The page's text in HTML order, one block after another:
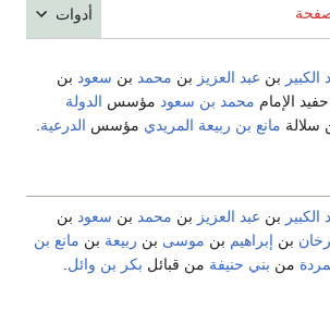
أدوات
بن عبد العزيزبن محمدبنسعودبن
محمد بن سعودمؤسسالدولة
مانع بن ربيعة المريديمؤسسالدرعية.
بن عبد العزيزبن محمدبنسعودبن
بنإبراهيم بنموسىبن ربيعة بنمانع بن
من بني حنيفةمن قبائلبكر بن وائل .